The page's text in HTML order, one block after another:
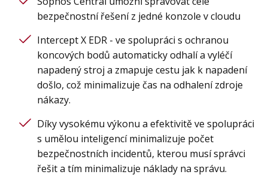
bezpečnostní řešení z jedné konzole v cloudu
Intercept X EDR - ve spolupráci s ochranou
koncových bodů automaticky odhalí a vyléčí
napadený stroj a zmapuje cestu jak k napadení
došlo, což minimalizuje čas na odhalení zdroje
nákazy.
Díky vysokému výkonu a efektivitě ve spolupráci
s umělou inteligencí minimalizuje počet
bezpečnostních incidentů, kterou musí správci
řešit a tím minimalizuje náklady na správu.